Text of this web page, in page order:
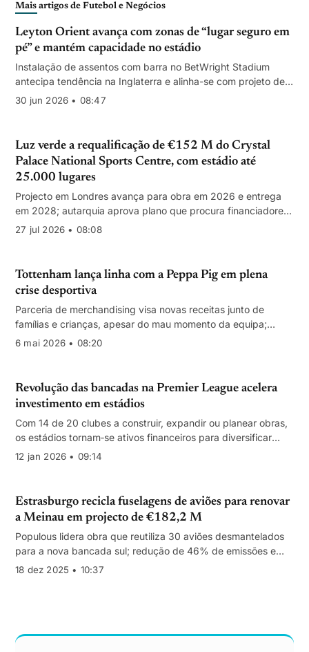
Mais artigos de Futebol e Negócios
Leyton Orient avança com zonas de “lugar seguro em
pé” e mantém capacidade no estádio
Instalação de assentos com barra no BetWright Stadium
antecipa tendência na Inglaterra e alinha-se com projeto de
novo estádio multiusos.
30 jun 2026 • 08:47
Luz verde a requalificação de €152 M do Crystal
Palace National Sports Centre, com estádio até
25.000 lugares
Projecto em Londres avança para obra em 2026 e entrega
em 2028; autarquia aprova plano que procura financiadores
para a renovação completa do estádio.
27 jul 2026 • 08:08
Tottenham lança linha com a Peppa Pig em plena
crise desportiva
Parceria de merchandising visa novas receitas junto de
famílias e crianças, apesar do mau momento da equipa;
Chelsea quer manter emblema de campeão do Mundo de
6 mai 2026 • 08:20
Revolução das bancadas na Premier League acelera
investimento em estádios
Com 14 de 20 clubes a construir, expandir ou planear obras,
os estádios tornam‑se ativos financeiros para diversificar
receitas além das transmissões.
12 jan 2026 • 09:14
Estrasburgo recicla fuselagens de aviões para renovar
a Meinau em projecto de €182,2 M
Populous lidera obra que reutiliza 30 aviões desmantelados
para a nova bancada sul; redução de 46% de emissões e
identidade de marca no centro da estratégia.
18 dez 2025 • 10:37